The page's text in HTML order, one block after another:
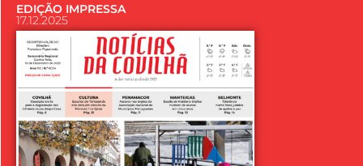
EDIÇÃO IMPRESSA
17.12.2025